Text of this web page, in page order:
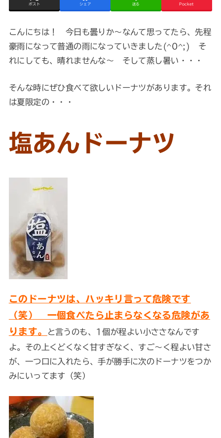
ポスト シェア 送る Pocket
こんにちは！ 今日も曇りか～なんて思ってたら、先程
豪雨になって普通の雨になっていきました(^0^;) そ
れにしても、晴れませんな～ そして蒸し暑い・・・
そんな時にぜひ食べて欲しいドーナツがあります。それ
は夏限定の・・・
塩あんドーナツ
このドーナツは、ハッキリ言って危険です
（笑） 一個食べたら止まらなくなる危険があ
ります。
と言うのも、1個が程よい小ささなんです
よ。その上くどくなく甘すぎなく、すご～く程よい甘さ
が、一つ口に入れたら、手が勝手に次のドーナツをつか
みにいってます（笑）